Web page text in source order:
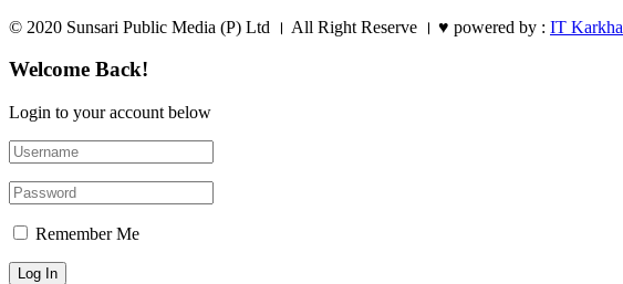
© 2020 Sunsari Public Media (P) Ltd । All Right Reserve । ♥ powered by : IT
Welcome Back!
Login to your account below
Remember Me